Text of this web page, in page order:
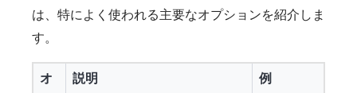
は、特によく使われる主要なオプションを紹介しま
す。
オ
説明 例